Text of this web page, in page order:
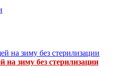
на зиму без стерилизации